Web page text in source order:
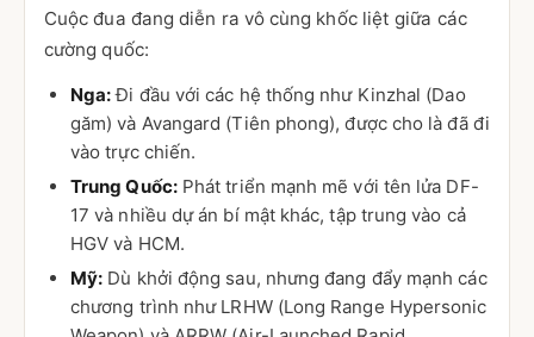
Cuộc đua đang diễn ra vô cùng khốc liệt giữa các
cường quốc:
Nga:Đi đầu với các hệ thống như Kinzhal (Dao
găm) và Avangard (Tiên phong), được cho là đã đi
vào trực chiến.
Trung Quốc:Phát triển mạnh mẽ với tên lửa DF-
17 và nhiều dự án bí mật khác, tập trung vào cả
HGV và HCM.
Mỹ: Dù khởi động sau, nhưng đang đẩy mạnh các
chương trình như LRHW (Long Range Hypersonic